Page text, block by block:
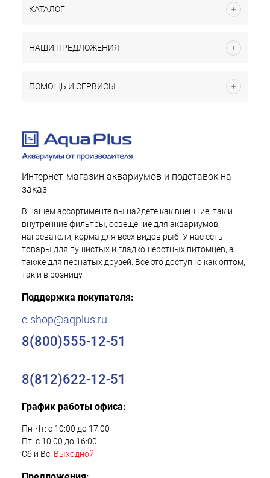
КАТАЛОГ
НАШИ ПРЕДЛОЖЕНИЯ
ПОМОЩЬ И СЕРВИСЫ
Интернет-магазин аквариумов и подставок на
заказ
В нашем ассортименте вы найдете как внешние, так и
внутренние фильтры, освещение для аквариумов,
нагреватели, корма для всех видов рыб. У нас есть
товары для пушистых и гладкошерстных питомцев, а
также для пернатых друзей. Все это доступно как оптом,
так и в розницу.
Поддержка покупателя:
e-shop@aqplus.ru
8(800)555-12-51
8(812)622-12-51
График работы офиса:
Пн-Чт: с 10:00 до 17:00
Пт: с 10:00 до 16:00
Сб и Вс: Выходной